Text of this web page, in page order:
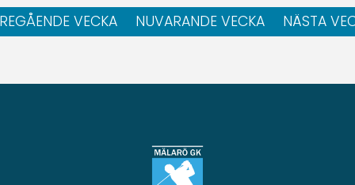
VECKA NUVARANDE VECKA NÄSTA